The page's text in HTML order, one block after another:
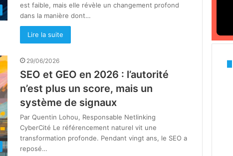
est faible, mais elle révèle un changement profond
dans la manière dont…
Lire la suite
29/06/2026
SEO et GEO en 2026 : l’autorité
n’est plus un score, mais un
système de signaux
Par Quentin Lohou, Responsable Netlinking
CyberCité Le référencement naturel vit une
transformation profonde. Pendant vingt ans, le SEO a
reposé…